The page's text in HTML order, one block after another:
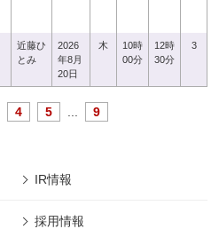
近藤ひ
とみ
2026
年8月
20日
木
10時
00分
12時
30分
3
4 5 9
IR情報
採用情報